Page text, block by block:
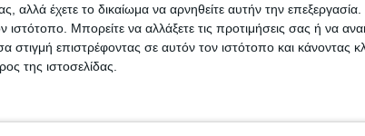
αλλά έχετε το δικαίωμα να αρνηθείτε αυτήν την
ιστότοπο. Μπορείτε να αλλάξετε τις προτιμήσεις σας ή να
επιστρέφοντας σε αυτόν τον ιστότοπο και κάνοντας
της ιστοσελίδας.
θανάτου, που θα μπορούσε να αποφευχθεί. Η μελέτη
κόψουν το τσιγάρο και έτσι να βελτιώσουν την υγεία τους.
χρήσης αλκοόλ, όπως με το τσιγάρο. Αυτό οφείλεται εν
πίνουν περισσότερο.
χαρακτηριστικά– η μοναξιά είναι κυρίως ένα